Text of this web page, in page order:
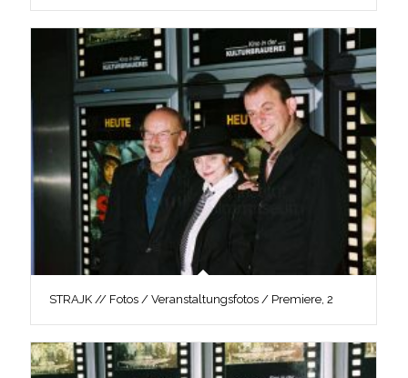
STRAJK // Fotos / Veranstaltungsfotos / Premiere, 2